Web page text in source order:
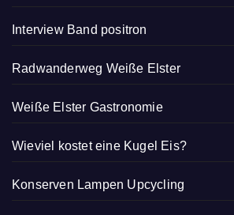
Interview Band positron
Radwanderweg Weiße Elster
Weiße Elster Gastronomie
Wieviel kostet eine Kugel Eis?
Konserven Lampen Upcycling